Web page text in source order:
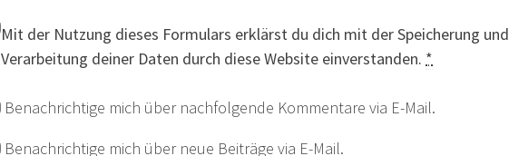
Mit der Nutzung dieses Formulars erklärst du dich mit der Speicherung und
Verarbeitung deiner Daten durch diese Website einverstanden. *
Benachrichtige mich über nachfolgende Kommentare via E-Mail.
Benachrichtige mich über neue Beiträge via E-Mail.